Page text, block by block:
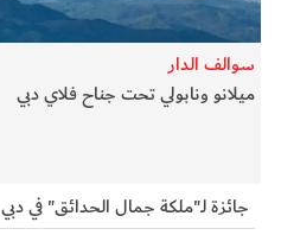
تكنولوجيا
من العالم
سوالف الدار
ميلانو ونابولي تحت جناح فلاي دبي
جائزة لـ"ملكة جمال الحدائق" في دبي